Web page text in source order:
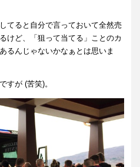
てると自分で言っておいて全然売
けど、「狙って当てる」ことのカ
るんじゃないかなぁとは思いま
すが (苦笑)。